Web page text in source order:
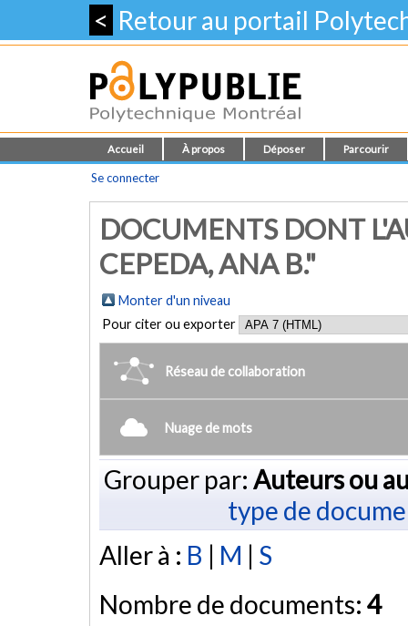
< Retour au portail
Accueil À propos Déposer Parcourir
Se connecter
DOCUMENTS DONT
CEPEDA, ANA B."
Monter d'un niveau
Pour citer ou exporter
Réseau de collaboration
Nuage de mots
Grouper par: Auteurs ou
type de
Aller à : B | M | S
Nombre de documents: 4